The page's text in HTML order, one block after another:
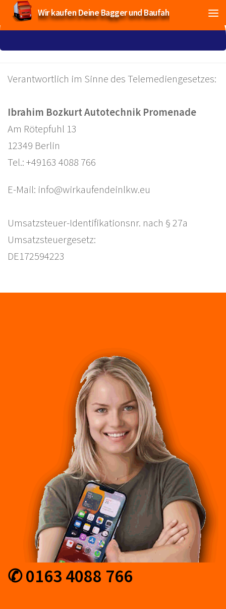
Wir kaufen Deine Bagger und Baufahrzeuge!
Verantwortlich im Sinne des Telemediengesetzes:
Ibrahim Bozkurt Autotechnik Promenade
Am Rötepfuhl 13
12349 Berlin
Tel.: +49163 4088 766
E-Mail: info@wirkaufendeinlkw.eu
Umsatzsteuer-Identifikationsnr. nach § 27a
Umsatzsteuergesetz:
DE172594223
✆ 0163 4088 766